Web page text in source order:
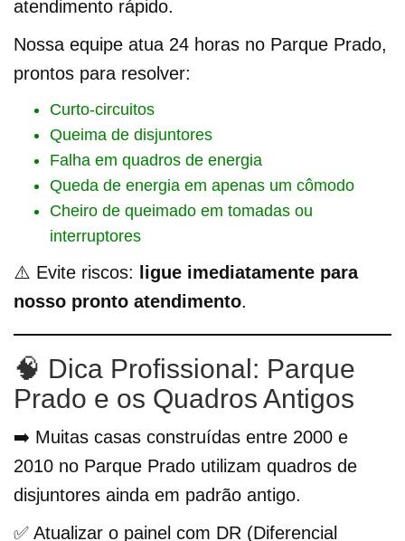
atendimento rápido.
Nossa equipe atua 24 horas no Parque Prado,
prontos para resolver:
Curto-circuitos
Queima de disjuntores
Falha em quadros de energia
Queda de energia em apenas um cômodo
Cheiro de queimado em tomadas ou
interruptores
⚠️ Evite riscos:
ligue imediatamente para
nosso pronto atendimento.
🧠 Dica Profissional: Parque
Prado e os Quadros Antigos
➡️ Muitas casas construídas entre 2000 e
2010 no Parque Prado utilizam quadros de
disjuntores ainda em padrão antigo.
✅ Atualizar o painel com DR (Diferencial